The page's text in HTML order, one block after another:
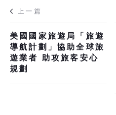
上一篇
美國國家旅遊局「旅遊
導航計劃」協助全球旅
遊業者 助攻旅客安心
規劃